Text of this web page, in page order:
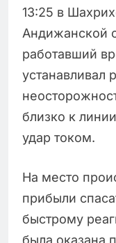
13:25 в
Андижанской
работавший
устанавливал
близко к
удар током.
На место
прибыли
быстрому
была оказана